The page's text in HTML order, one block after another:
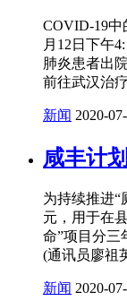
COVID-19中
月12日下午
肺炎患者出
前往武汉治
新闻 2020-
咸丰计
为持续推进“
元，用于在
命”项目分三
(通讯员廖祖
新闻 2020-